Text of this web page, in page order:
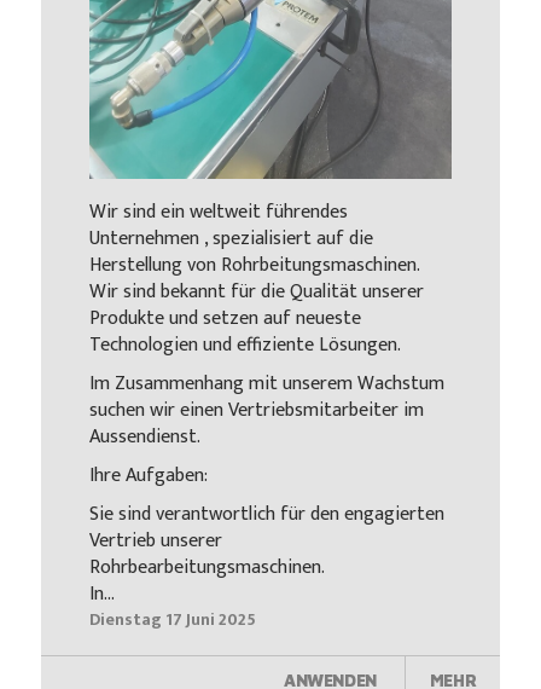
Wir sind ein weltweit führendes
Unternehmen , spezialisiert auf die
Herstellung von Rohrbeitungsmaschinen.
Wir sind bekannt für die Qualität unserer
Produkte und setzen auf neueste
Technologien und effiziente Lösungen.
Im Zusammenhang mit unserem Wachstum
suchen wir einen Vertriebsmitarbeiter im
Aussendienst.
Ihre Aufgaben:
Sie sind verantwortlich für den engagierten
Vertrieb unserer
Rohrbearbeitungsmaschinen.
In...
Dienstag 17 Juni 2025
ANWENDEN MEHR